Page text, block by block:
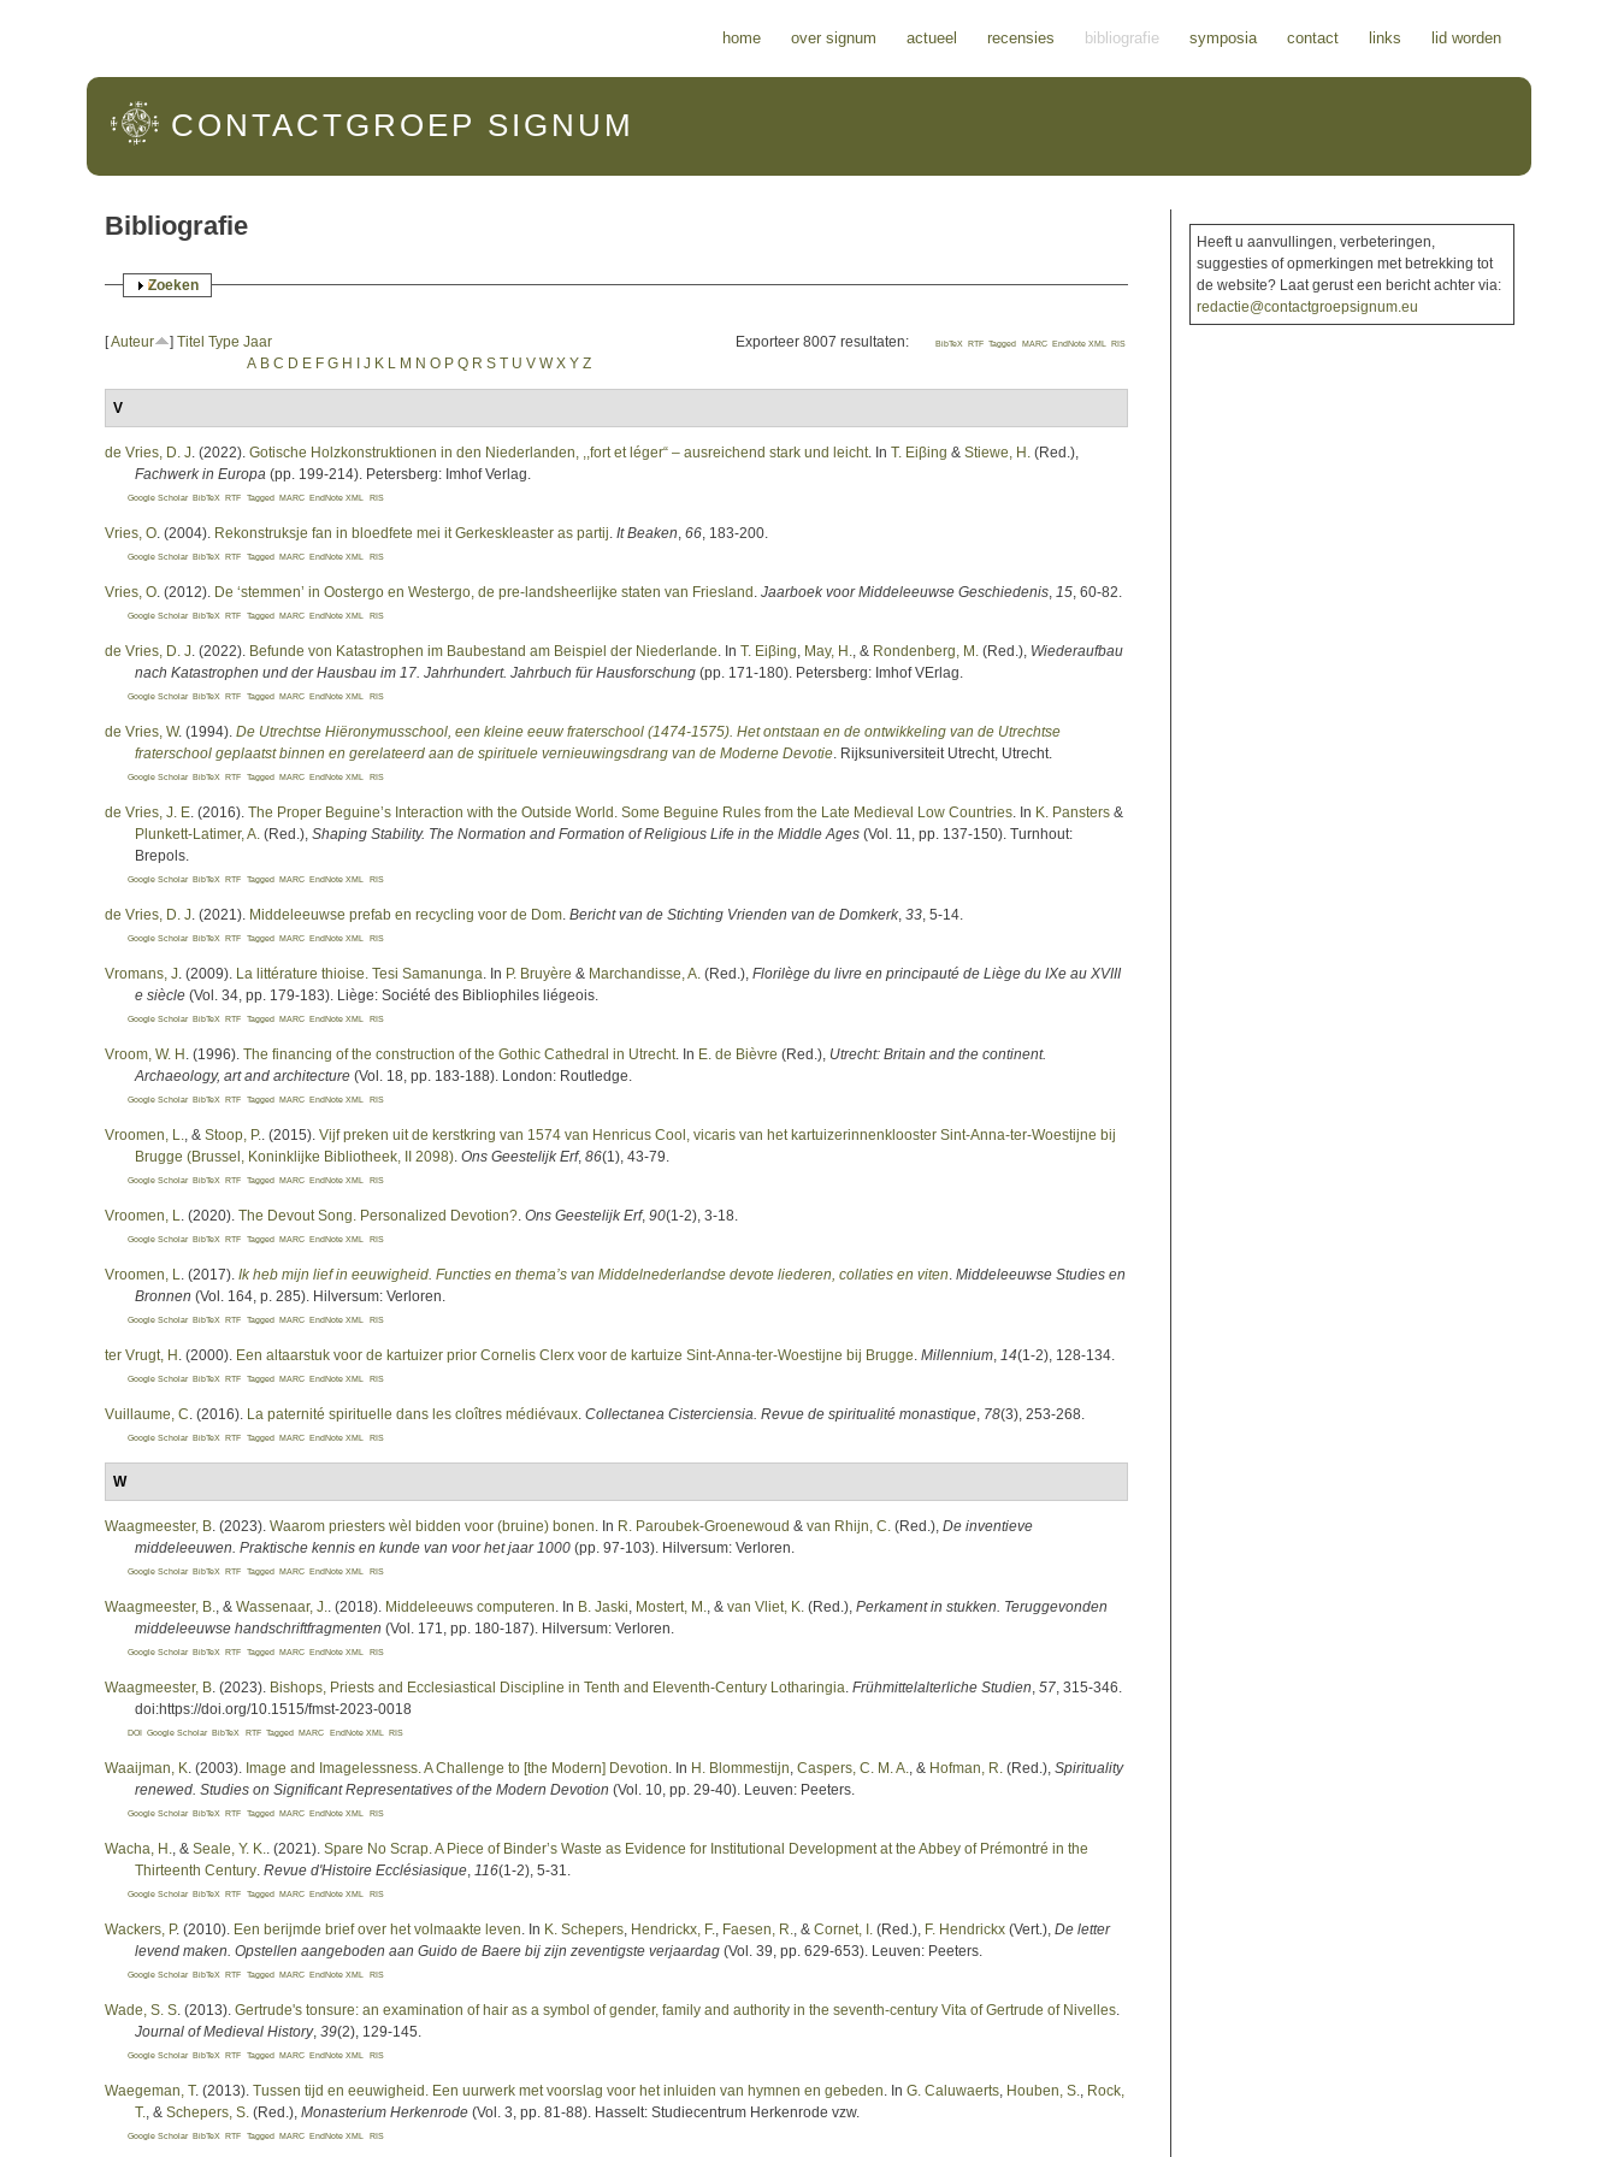
home over signum actueel recensies bibliografie symposia contact links lid worden
CONTACTGROEP SIGNUM
Bibliografie
Weergeven
Zoeken
Exporteer 8007 resultaten: BibTeX RTF Tagged MARC EndNote XML RIS
[Auteur ] Titel Type Jaar
A B C D E F G H I J K L M N O P Q R S T U V W X Y Z
V
de Vries, D. J . (2022). Gotische Holzkonstruktionen in den Niederlanden, ,,fort et léger“ – ausreichend stark und leicht . In T. Eiβing & Stiewe, H. (Red.)
Fachwerk in Europa (pp. 199-214). Petersberg: Imhof Verlag.
Google Scholar BibTeX RTF Tagged MARC EndNote XML RIS
Vries, O . (2004). Rekonstruksje fan in bloedfete mei it Gerkeskleaster as partij It Beaken 66 , 183-200.
Google Scholar BibTeX RTF Tagged MARC EndNote XML RIS
Vries, O . (2012). De ‘stemmen’ in Oostergo en Westergo, de pre-landsheerlijke staten van Friesland Jaarboek voor Middeleeuwse Geschiedenis 15 , 60-82.
Google Scholar BibTeX RTF Tagged MARC EndNote XML RIS
de Vries, D. J . (2022). Befunde von Katastrophen im Baubestand am Beispiel der Niederlande . In T. Eiβing May, H. , & Rondenberg, M. (Red.) Wiederaufbau
nach Katastrophen und der Hausbau im 17. Jahrhundert. Jahrbuch für Hausforschung (pp. 171-180). Petersberg: Imhof VErlag.
Google Scholar BibTeX RTF Tagged MARC EndNote XML RIS
de Vries, W. (1994). De Utrechtse Hiëronymusschool, een kleine eeuw fraterschool (1474-1575). Het ontstaan en de ontwikkeling van de Utrechtse
fraterschool geplaatst binnen en gerelateerd aan de spirituele vernieuwingsdrang van de Moderne Devotie . Rijksuniversiteit Utrecht, Utrecht.
Google Scholar BibTeX RTF Tagged MARC EndNote XML RIS
de Vries, J. E . (2016). The Proper Beguine’s Interaction with the Outside World. Some Beguine Rules from the Late Medieval Low Countries . In K. Pansters &
Plunkett-Latimer, A. (Red.) Shaping Stability. The Normation and Formation of Religious Life in the Middle Ages (Vol. 11, pp. 137-150). Turnhout:
Brepols.
Google Scholar BibTeX RTF Tagged MARC EndNote XML RIS
de Vries, D. J . (2021). Middeleeuwse prefab en recycling voor de Dom Bericht van de Stichting Vrienden van de Domkerk, 33 , 5-14.
Google Scholar BibTeX RTF Tagged MARC EndNote XML RIS
Vromans, J . (2009). La littérature thioise. Tesi Samanunga . In P. Bruyère & Marchandisse, A. (Red.) Florilège du livre en principauté de Liège du IXe au XVIII
e siècle (Vol. 34, pp. 179-183). Liège: Société des Bibliophiles liégeois.
Google Scholar BibTeX RTF Tagged MARC EndNote XML RIS
Vroom, W. H . (1996). The financing of the construction of the Gothic Cathedral in Utrecht . In E. de Bièvre (Red.) Utrecht: Britain and the continent.
Archaeology, art and architecture (Vol. 18, pp. 183-188). London: Routledge.
Google Scholar BibTeX RTF Tagged MARC EndNote XML RIS
Vroomen, L. , & Stoop, P. . (2015). Vijf preken uit de kerstkring van 1574 van Henricus Cool, vicaris van het kartuizerinnenklooster Sint-Anna-ter-Woestijne bij
Brugge (Brussel, Koninklijke Bibliotheek, II 2098) Ons Geestelijk Erf, 86(1), 43-79.
Google Scholar BibTeX RTF Tagged MARC EndNote XML RIS
Vroomen, L . (2020). The Devout Song. Personalized Devotion? Ons Geestelijk Erf, 90(1-2), 3-18.
Google Scholar BibTeX RTF Tagged MARC EndNote XML RIS
Vroomen, L . (2017). Ik heb mijn lief in eeuwigheid. Functies en thema’s van Middelnederlandse devote liederen, collaties en viten Middeleeuwse Studies en
Bronnen (Vol. 164, p. 285). Hilversum: Verloren.
Google Scholar BibTeX RTF Tagged MARC EndNote XML RIS
ter Vrugt, H . (2000). Een altaarstuk voor de kartuizer prior Cornelis Clerx voor de kartuize Sint-Anna-ter-Woestijne bij Brugge Millennium 14(1-2), 128-134.
Google Scholar BibTeX RTF Tagged MARC EndNote XML RIS
Vuillaume, C . (2016). La paternité spirituelle dans les cloîtres médiévaux Collectanea Cisterciensia. Revue de spiritualité monastique 78(3), 253-268.
Google Scholar BibTeX RTF Tagged MARC EndNote XML RIS
W
Waagmeester, B . (2023). Waarom priesters wèl bidden voor (bruine) bonen . In R. Paroubek-Groenewoud & van Rhijn, C. (Red.) De inventieve
middeleeuwen. Praktische kennis en kunde van voor het jaar 1000 (pp. 97-103). Hilversum: Verloren.
Google Scholar BibTeX RTF Tagged MARC EndNote XML RIS
Waagmeester, B. , & Wassenaar, J. . (2018). Middeleeuws computeren . In B. Jaski Mostert, M. , & van Vliet, K. (Red.) Perkament in stukken. Teruggevonden
middeleeuwse handschriftfragmenten (Vol. 171, pp. 180-187). Hilversum: Verloren.
Google Scholar BibTeX RTF Tagged MARC EndNote XML RIS
Waagmeester, B . (2023). Bishops, Priests and Ecclesiastical Discipline in Tenth and Eleventh-Century Lotharingia Frühmittelalterliche Studien 57 , 315-346.
doi:https://doi.org/10.1515/fmst-2023-0018
DOI Google Scholar BibTeX RTF Tagged MARC EndNote XML RIS
Waaijman, K . (2003). Image and Imagelessness. A Challenge to [the Modern] Devotion . In H. Blommestijn Caspers, C. M. A. , & Hofman, R. (Red.) Spirituality
renewed. Studies on Significant Representatives of the Modern Devotion (Vol. 10, pp. 29-40). Leuven: Peeters.
Google Scholar BibTeX RTF Tagged MARC EndNote XML RIS
Wacha, H. , & Seale, Y. K. . (2021). Spare No Scrap. A Piece of Binder’s Waste as Evidence for Institutional Development at the Abbey of Prémontré in the
Thirteenth Century Revue d'Histoire Ecclésiasique 116(1-2), 5-31.
Google Scholar BibTeX RTF Tagged MARC EndNote XML RIS
Wackers, P. (2010). Een berijmde brief over het volmaakte leven . In K. Schepers Hendrickx, F. Faesen, R. , & Cornet, I. (Red.), F. Hendrickx (Vert.) De letter
levend maken. Opstellen aangeboden aan Guido de Baere bij zijn zeventigste verjaardag (Vol. 39, pp. 629-653). Leuven: Peeters.
Google Scholar BibTeX RTF Tagged MARC EndNote XML RIS
Wade, S. S . (2013). Gertrude's tonsure: an examination of hair as a symbol of gender, family and authority in the seventh-century Vita of Gertrude of Nivelles
Journal of Medieval History, 39(2), 129-145.
Google Scholar BibTeX RTF Tagged MARC EndNote XML RIS
Waegeman, T. (2013). Tussen tijd en eeuwigheid. Een uurwerk met voorslag voor het inluiden van hymnen en gebeden . In G. Caluwaerts Houben, S.
Rock,
T. , & Schepers, S. (Red.) Monasterium Herkenrode (Vol. 3, pp. 81-88). Hasselt: Studiecentrum Herkenrode vzw.
Google Scholar BibTeX RTF Tagged MARC EndNote XML RIS
Heeft u aanvullingen, verbeteringen,
suggesties of opmerkingen met betrekking tot
de website? Laat gerust een bericht achter via:
redactie@contactgroepsignum.eu